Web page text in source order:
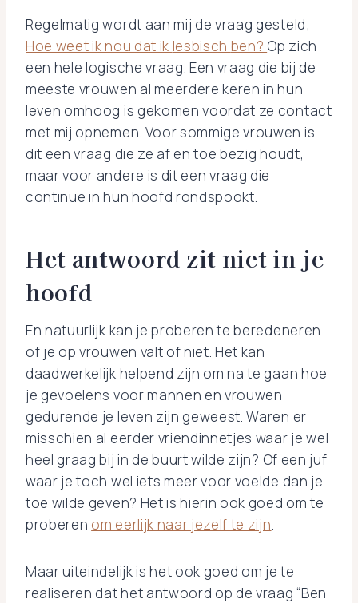
Regelmatig wordt aan mij de vraag gesteld;
Hoe weet ik nou dat ik lesbisch ben? Op zich
een hele logische vraag. Een vraag die bij de
meeste vrouwen al meerdere keren in hun
leven omhoog is gekomen voordat ze contact
met mij opnemen. Voor sommige vrouwen is
dit een vraag die ze af en toe bezig houdt,
maar voor andere is dit een vraag die
continue in hun hoofd rondspookt.
Het antwoord zit niet in je
hoofd
En natuurlijk kan je proberen te beredeneren
of je op vrouwen valt of niet. Het kan
daadwerkelijk helpend zijn om na te gaan hoe
je gevoelens voor mannen en vrouwen
gedurende je leven zijn geweest. Waren er
misschien al eerder vriendinnetjes waar je wel
heel graag bij in de buurt wilde zijn? Of een juf
waar je toch wel iets meer voor voelde dan je
toe wilde geven? Het is hierin ook goed om te
proberen om eerlijk naar jezelf te zijn.
Maar uiteindelijk is het ook goed om je te
realiseren dat het antwoord op de vraag “Ben